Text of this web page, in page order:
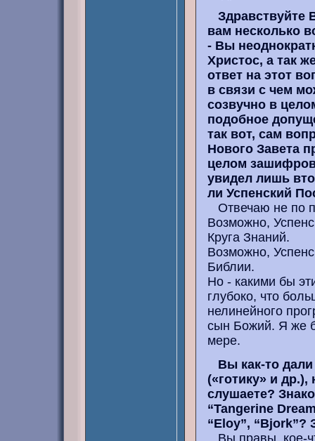
Здравствуйте
вам несколько
- Вы
Христос, а так
ответ на этот
в связи с чем
созвучно в
подобное
так вот, сам
Нового Завета
целом
увидел лишь
ли Успенский
Отвечаю не по
Возможно,
Круга Знаний.
Возможно,
Библии.
Но - какими бы
глубоко, что
нелинейного
сын Божий. Я же
мере.
Вы как-то
(«готику» и
слушаете?
“Tangerine
“Eloy”, “Bjork”?
Вы правы, кое-